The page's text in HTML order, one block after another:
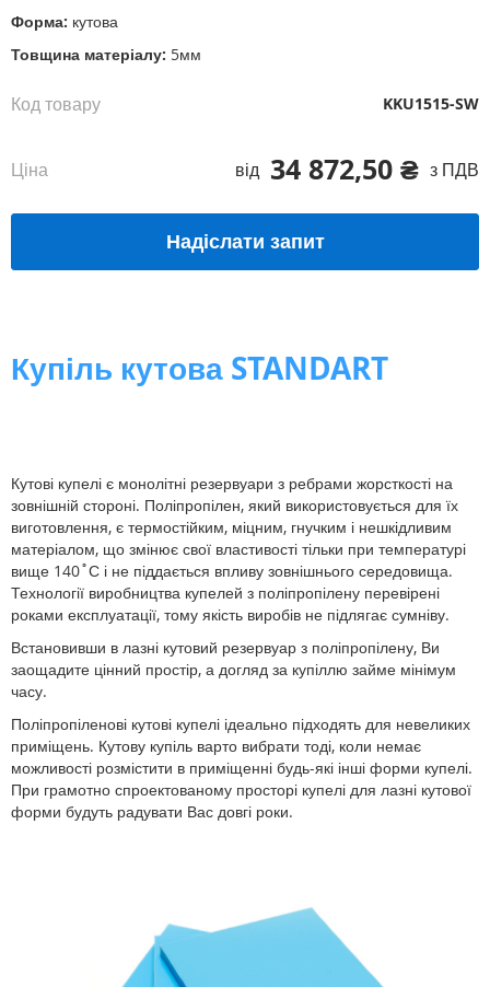
Форма: кутова
Товщина матеріалу: 5мм
34 872,50 ₴ з ПДВ
Ціна від
Код товару KKU1515-SW
Надіслати запит
Купіль кутова STANDART
Кутові купелі є монолітні резервуари з ребрами жорсткості на
зовнішній стороні. Поліпропілен, який використовується для їх
виготовлення, є термостійким, міцним, гнучким і нешкідливим
матеріалом, що змінює свої властивості тільки при температурі
вище 140˚С і не піддається впливу зовнішнього середовища.
Технології виробництва купелей з поліпропілену перевірені
роками експлуатації, тому якість виробів не підлягає сумніву.
Встановивши в лазні кутовий резервуар з поліпропілену, Ви
заощадите цінний простір, а догляд за купіллю займе мінімум
часу.
Поліпропіленові кутові купелі ідеально підходять для невеликих
приміщень. Кутову купіль варто вибрати тоді, коли немає
можливості розмістити в приміщенні будь-які інші форми купелі.
При грамотно спроектованому просторі купелі для лазні кутової
форми будуть радувати Вас довгі роки.